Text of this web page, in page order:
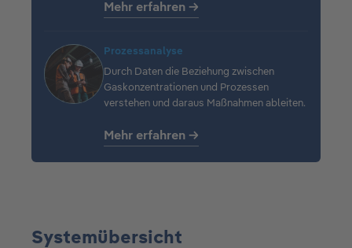
Mehr erfahren →
Prozessanalyse
Durch Daten die Beziehung zwischen
Gaskonzentrationen und Prozessen
verstehen und daraus Maßnahmen ableiten.
Mehr erfahren →
Systemübersicht